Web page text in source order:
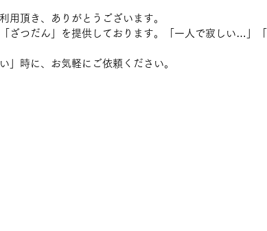
用頂き、ありがとうございます。
ざつだん」を提供しております。「一人で寂しい…」
」時に、お気軽にご依頼ください。